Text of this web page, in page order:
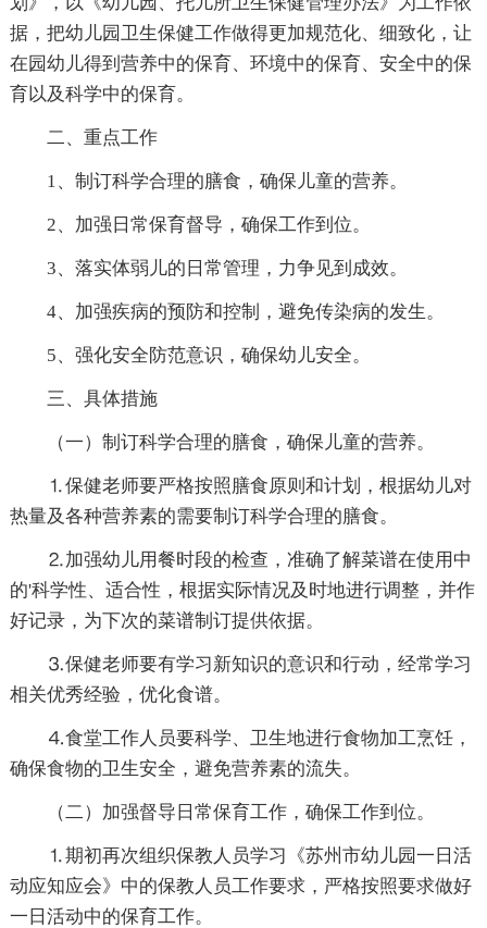
据，把幼儿园卫生保健工作做得更加规范化、细致化，让
在园幼儿得到营养中的保育、环境中的保育、安全中的保
育以及科学中的保育。
二、重点工作
1、制订科学合理的膳食，确保儿童的营养。
2、加强日常保育督导，确保工作到位。
3、落实体弱儿的日常管理，力争见到成效。
4、加强疾病的预防和控制，避免传染病的发生。
5、强化安全防范意识，确保幼儿安全。
三、具体措施
（一）制订科学合理的膳食，确保儿童的营养。
⒈保健老师要严格按照膳食原则和计划，根据幼儿对
热量及各种营养素的需要制订科学合理的膳食。
⒉加强幼儿用餐时段的检查，准确了解菜谱在使用中
的'科学性、适合性，根据实际情况及时地进行调整，并作
好记录，为下次的菜谱制订提供依据。
⒊保健老师要有学习新知识的意识和行动，经常学习
相关优秀经验，优化食谱。
⒋食堂工作人员要科学、卫生地进行食物加工烹饪，
确保食物的卫生安全，避免营养素的流失。
（二）加强督导日常保育工作，确保工作到位。
⒈期初再次组织保教人员学习《苏州市幼儿园一日活
动应知应会》中的保教人员工作要求，严格按照要求做好
一日活动中的保育工作。